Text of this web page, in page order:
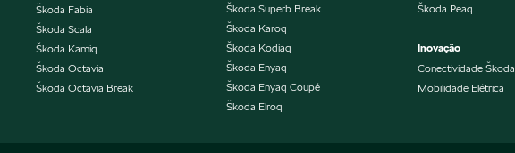
Škoda Fabia
Škoda Scala
Škoda Kamiq
Škoda Octavia
Škoda Octavia Break
Škoda Superb Break
Škoda Karoq
Škoda Kodiaq
Škoda Enyaq
Škoda Enyaq Coupé
Škoda Elroq
Škoda Peaq
Inovação
Conectividade Škoda
Mobilidade Elétrica